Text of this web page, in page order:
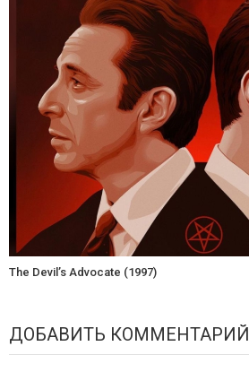
The Devil’s Advocate (1997)
ДОБАВИТЬ КОММЕНТАРИЙ